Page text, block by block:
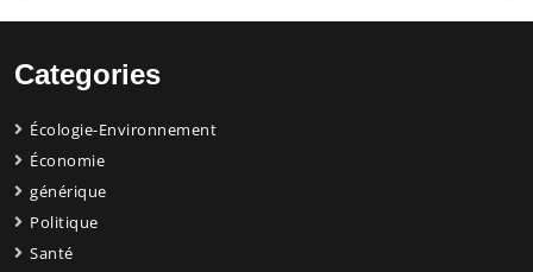
Categories
Écologie-Environnement
Économie
générique
Politique
Santé